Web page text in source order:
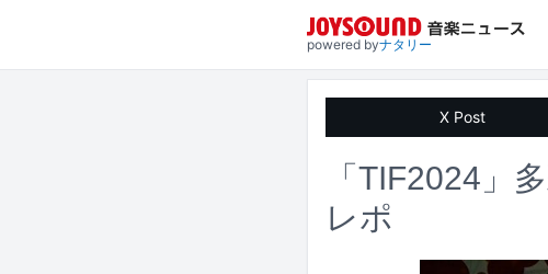
powered byナタリー
X Post
「TIF2024」
レポ